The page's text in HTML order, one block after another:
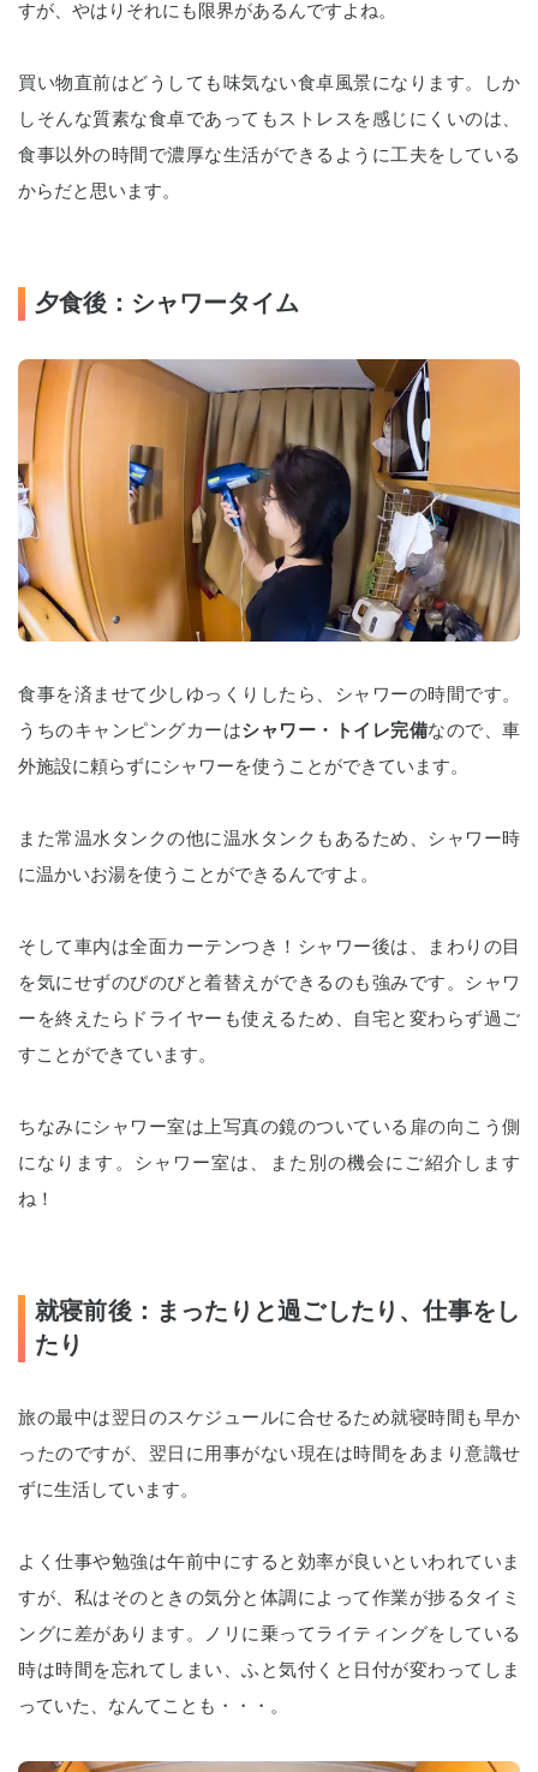
すが、やはりそれにも限界があるんですよね。
買い物直前はどうしても味気ない食卓風景になります。しか
しそんな質素な食卓であってもストレスを感じにくいのは、
食事以外の時間で濃厚な生活ができるように工夫をしている
からだと思います。
夕食後：シャワータイム
食事を済ませて少しゆっくりしたら、シャワーの時間です。
うちのキャンピングカーはシャワー・トイレ完備なので、車
外施設に頼らずにシャワーを使うことができています。
また常温水タンクの他に温水タンクもあるため、シャワー時
に温かいお湯を使うことができるんですよ。
そして車内は全面カーテンつき！シャワー後は、まわりの目
を気にせずのびのびと着替えができるのも強みです。シャワ
ーを終えたらドライヤーも使えるため、自宅と変わらず過ご
すことができています。
ちなみにシャワー室は上写真の鏡のついている扉の向こう側
になります。シャワー室は、また別の機会にご紹介します
ね！
就寝前後：まったりと過ごしたり、仕事をし
たり
旅の最中は翌日のスケジュールに合せるため就寝時間も早か
ったのですが、翌日に用事がない現在は時間をあまり意識せ
ずに生活しています。
よく仕事や勉強は午前中にすると効率が良いといわれていま
すが、私はそのときの気分と体調によって作業が捗るタイミ
ングに差があります。ノリに乗ってライティングをしている
時は時間を忘れてしまい、ふと気付くと日付が変わってしま
っていた、なんてことも・・・。